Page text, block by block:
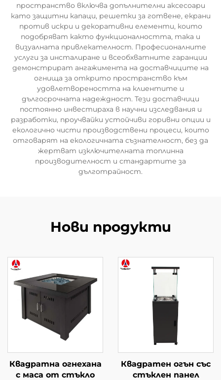
пространство включва допълнителни аксесоари
като защитни капаци, решетки за готвене, екрани
против искри и декоративни елементи, които
подобряват както функционалността, така и
визуалната привлекателност. Професионалните
услуги за инсталиране и всеобхватните гаранции
демонстрират ангажимента на доставчиците на
огнища за открито пространство към
удовлетвореността на клиентите и
дългосрочната надеждност. Тези доставчици
постоянно инвестираха в научни изследвания и
разработки, проучвайки устойчиви горивни опции и
екологично чисти производствени процеси, които
отговарят на екологичната съзнателност, без да
жертват изключителната топлинна
производителност и стандартите за
дълготрайност.
Нови продукти
Квадратна огнехана
с маса от стъкло
Квадратен огън със
стъклен панел